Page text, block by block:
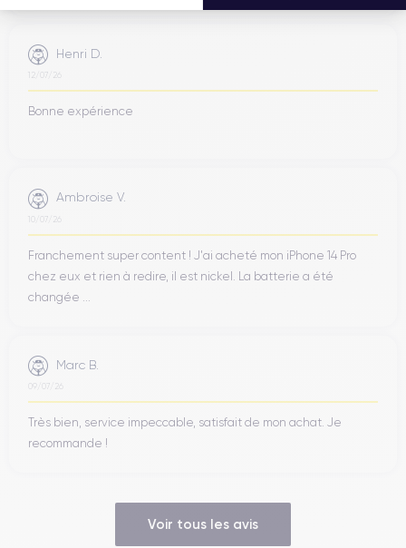
Henri D.
12/07/26
Bonne expérience
Ambroise V.
10/07/26
Franchement super content ! J'ai acheté mon iPhone 14 Pro
chez eux et rien à redire, il est nickel. La batterie a été
changée ...
Marc B.
09/07/26
Très bien, service impeccable, satisfait de mon achat. Je
recommande !
Voir tous les avis